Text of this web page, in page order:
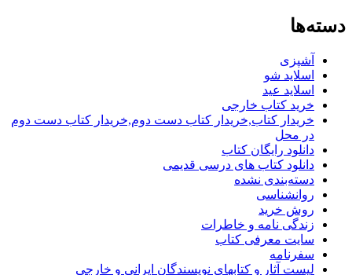
دسته‌ها
آشپزی
اسلاید شو
اسلاید عید
خرید کتاب خارجی
خریدار کتاب,خریدار کتاب دست دوم,خریدار کتاب دست دوم
در محل
دانلود رایگان کتاب
دانلود کتاب های درسی قدیمی
دسته‌بندی نشده
روانشناسی
روش خرید
زندگی نامه و خاطرات
سایت معرفی کتاب
سفرنامه
لیست آثار و کتابهای نویسندگان ایرانی و خارجی